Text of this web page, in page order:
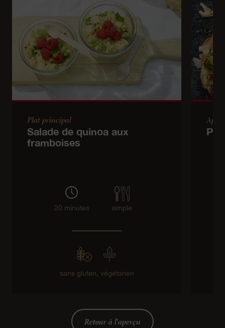
Plat principal
Salade de quinoa aux
framboises
20 minutes simple
sans gluten, végétarien
Retour à l'aperçu